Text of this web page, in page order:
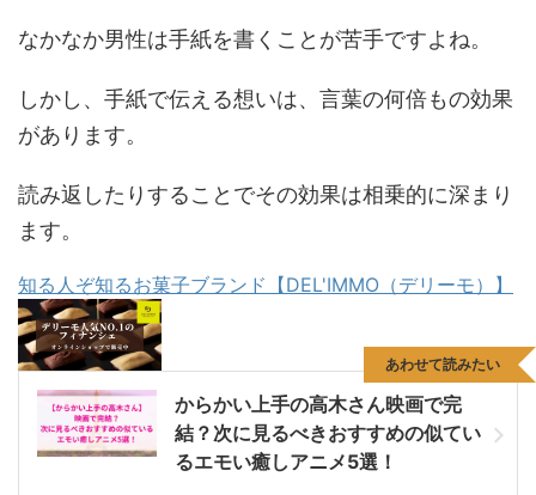
なかなか男性は手紙を書くことが苦手ですよね。
しかし、手紙で伝える想いは、言葉の何倍もの効果
があります。
読み返したりすることでその効果は相乗的に深まり
ます。
知る人ぞ知るお菓子ブランド【DEL'IMMO（デリーモ）】
からかい上手の高木さん映画で完
結？次に見るべきおすすめの似てい
るエモい癒しアニメ5選！
あわせて読みたい